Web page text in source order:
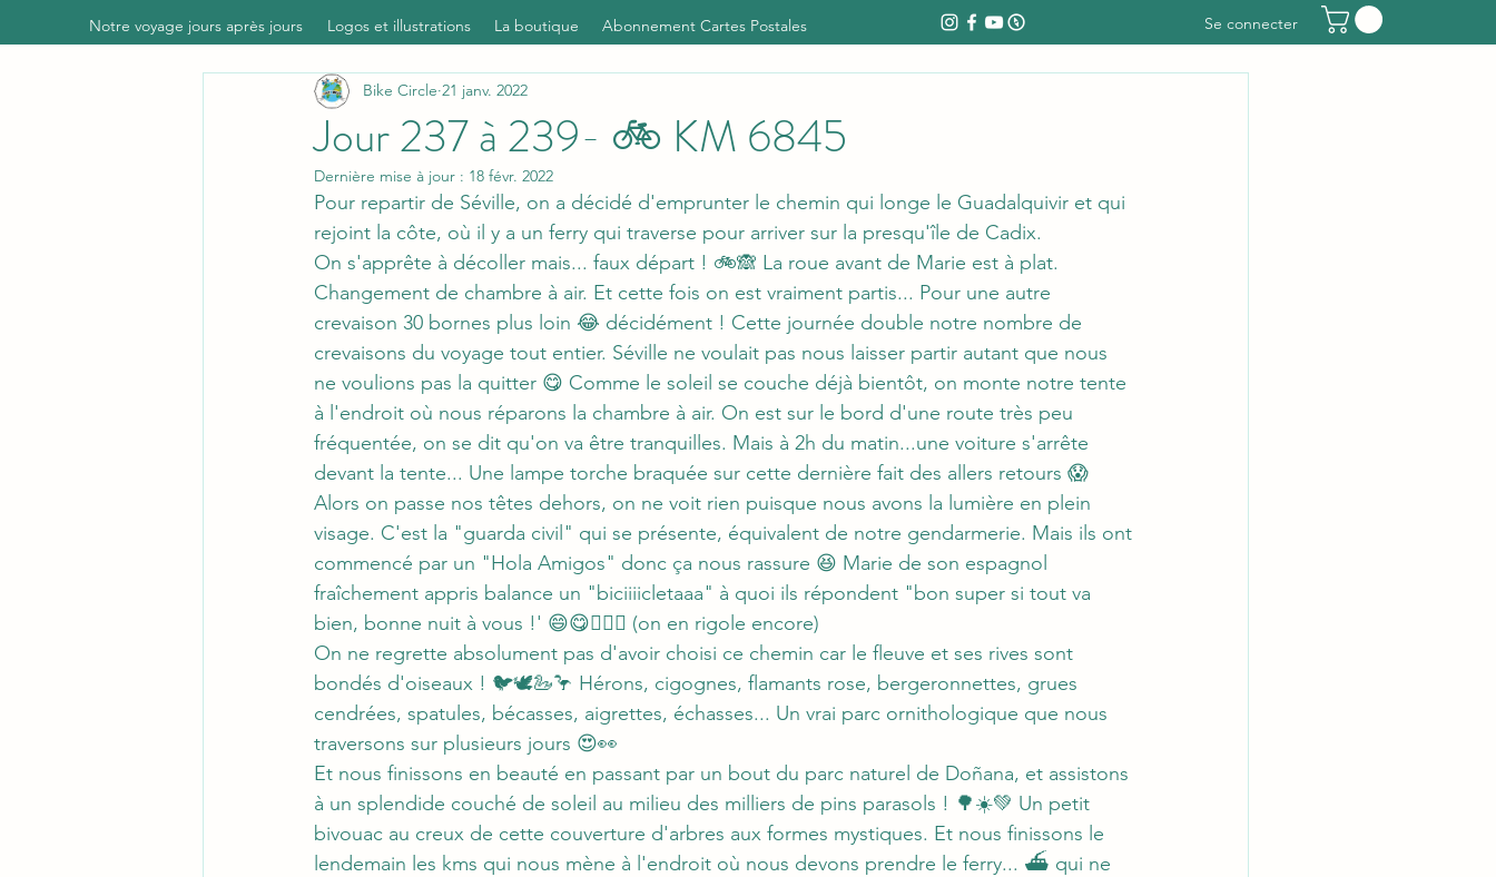
Notre voyage jours après jours Logos et illustrations La boutique Abonnement Cartes Postales Se connecter
Jour 237 à 239- 🚲 KM 6845
Bike Circle 21 janv. 2022
Dernière mise à jour : 18 févr. 2022
Pour repartir de Séville, on a décidé d'emprunter le chemin qui longe le Guadalquivir et qui
rejoint la côte, où il y a un ferry qui traverse pour arriver sur la presqu'île de Cadix.
On s'apprête à décoller mais... faux départ ! 🚲🙈 La roue avant de Marie est à plat.
Changement de chambre à air. Et cette fois on est vraiment partis... Pour une autre
crevaison 30 bornes plus loin 😂 décidément ! Cette journée double notre nombre de
crevaisons du voyage tout entier. Séville ne voulait pas nous laisser partir autant que nous
ne voulions pas la quitter 😋 Comme le soleil se couche déjà bientôt, on monte notre tente
à l'endroit où nous réparons la chambre à air. On est sur le bord d'une route très peu
fréquentée, on se dit qu'on va être tranquilles. Mais à 2h du matin...une voiture s'arrête
devant la tente... Une lampe torche braquée sur cette dernière fait des allers retours 😱
Alors on passe nos têtes dehors, on ne voit rien puisque nous avons la lumière en plein
visage. C'est la "guarda civil" qui se présente, équivalent de notre gendarmerie. Mais ils ont
commencé par un "Hola Amigos" donc ça nous rassure 😆 Marie de son espagnol
fraîchement appris balance un "biciiiicletaaa" à quoi ils répondent "bon super si tout va
bien, bonne nuit à vous !' 😄😋👌🏻🌛 (on en rigole encore)
On ne regrette absolument pas d'avoir choisi ce chemin car le fleuve et ses rives sont
bondés d'oiseaux ! 🐦🕊️🦢🦩 Hérons, cigognes, flamants rose, bergeronnettes, grues
cendrées, spatules, bécasses, aigrettes, échasses... Un vrai parc ornithologique que nous
traversons sur plusieurs jours 😍👀
Et nous finissons en beauté en passant par un bout du parc naturel de Doñana, et assistons
à un splendide couché de soleil au milieu des milliers de pins parasols ! 🌳☀️💚 Un petit
bivouac au creux de cette couverture d'arbres aux formes mystiques. Et nous finissons le
lendemain les kms qui nous mène à l'endroit où nous devons prendre le ferry... ⛴️ qui ne